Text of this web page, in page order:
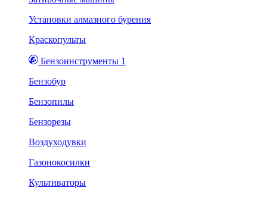
Установки алмазного бурения
Краскопульты
Бензоинструменты 1
Бензобур
Бензопилы
Бензорезы
Воздуходувки
Газонокосилки
Культиваторы